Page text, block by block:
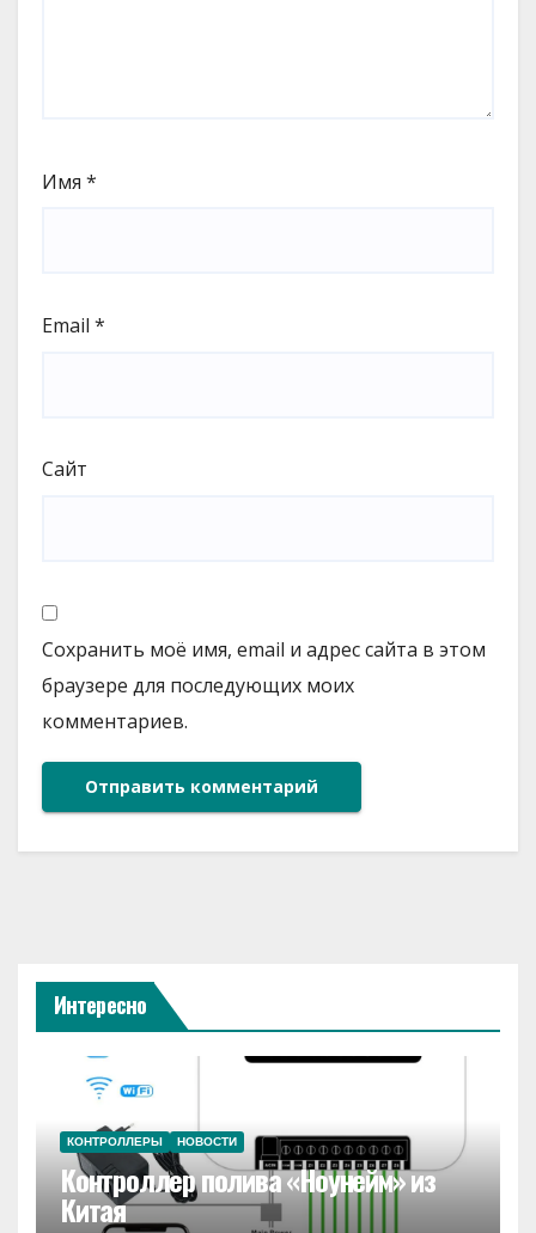
Имя *
Email *
Сайт
Сохранить моё имя, email и адрес сайта в этом
браузере для последующих моих
комментариев.
Интересно
КОНТРОЛЛЕРЫ НОВОСТИ
Контроллер полива «Ноунейм» из
Китая